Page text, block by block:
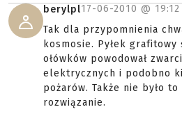
berylpl17-06-2010 @ 19:12
Tak dla przypomnienia
kosmosie. Pyłek grafitowy
ołówków powodował
elektrycznych i podobno
pożarów. Także nie było
rozwiązanie.